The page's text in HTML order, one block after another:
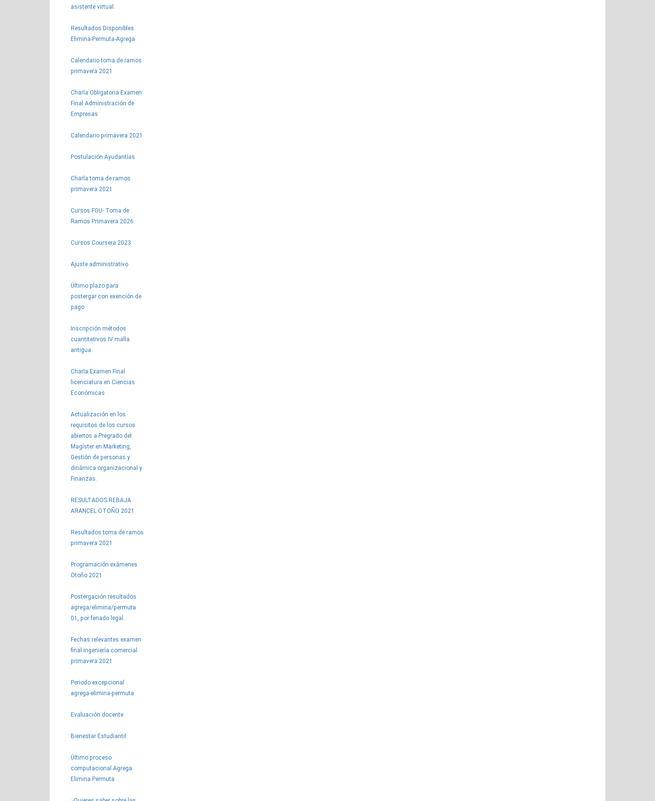
asistente virtual.
Resultados Disponibles
Elimina-Permuta-Agrega
Calendario toma de ramos
primavera 2021
Charla Obligatoria Examen
Final Administración de
Empresas
Calendario primavera 2021
Postulación Ayudantías
Charla toma de ramos
primavera 2021
Cursos FGU- Toma de
Ramos Primavera 2026
Cursos Coursera 2023
Ajuste administrativo
Último plazo para
postergar con exención de
pago
Inscripción métodos
cuantitativos IV malla
antigua
Charla Examen Final
licenciatura en Ciencias
Económicas
Actualización en los
requisitos de los cursos
abiertos a Pregrado del
Magíster en Marketing,
Gestión de personas y
dinámica organizacional y
Finanzas.
RESULTADOS REBAJA
ARANCEL OTOÑO 2021
Resultados toma de ramos
primavera 2021
Programación exámenes
Otoño 2021
Postergación resultados
agrega/elimina/permuta
01, por feriado legal.
Fechas relevantes examen
final ingeniería comercial
primavera 2021
Periodo excepcional
agrega-elimina-permuta
Evaluación docente
Bienestar Estudiantil
Último proceso
computacional Agrega
Elimina Permuta